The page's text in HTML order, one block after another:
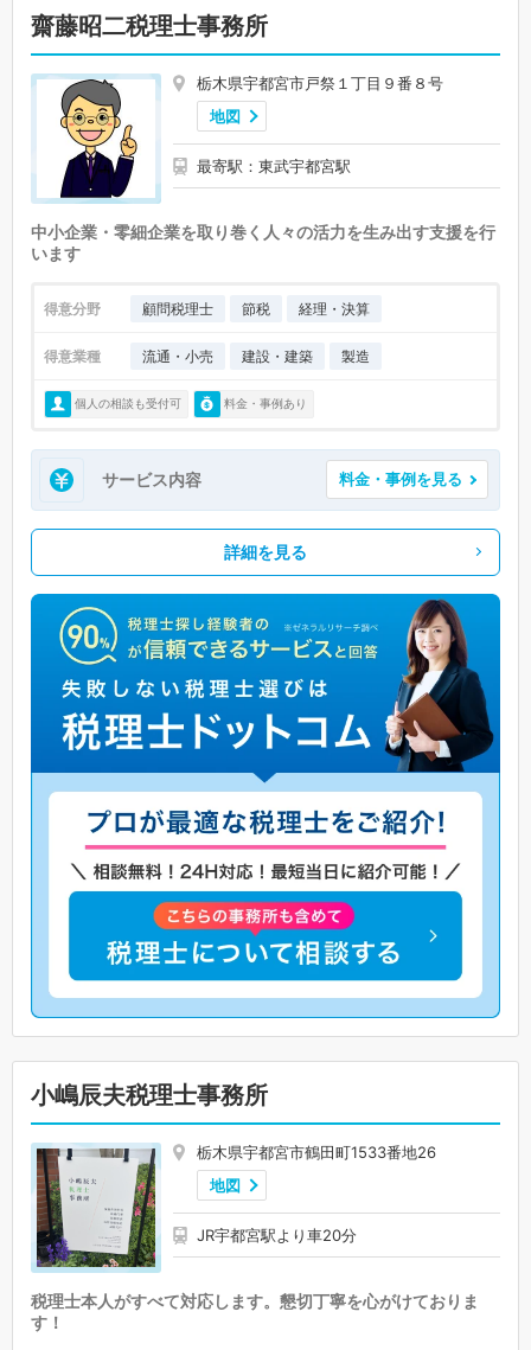
齋藤昭二税理士事務所
栃木県宇都宮市戸祭１丁目９番８号
地図
最寄駅：東武宇都宮駅
中小企業・零細企業を取り巻く人々の活力を生み出す支援を行
います
得意分野 顧問税理士 節税 経理・決算
得意業種 流通・小売 建設・建築 製造
個人の相談も受付可 料金・事例あり
サービス内容 料金・事例を見る
詳細を見る
小嶋辰夫税理士事務所
栃木県宇都宮市鶴田町1533番地26
地図
JR宇都宮駅より車20分
税理士本人がすべて対応します。懇切丁寧を心がけておりま
す！